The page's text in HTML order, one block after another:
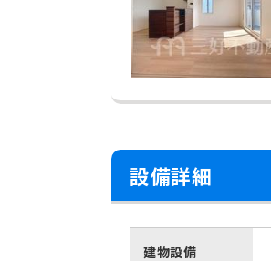
設備詳細
建物設備